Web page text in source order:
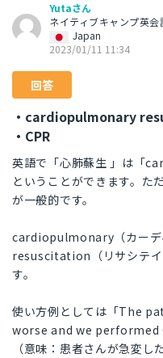
Yutaさん
ネイティブキャンプ英会
Japan
2023/01/11 11:34
回答
・cardiopulmonary
・CPR
英語で「心肺蘇生 」は「
ということができます。た
が一般的です。
cardiopulmonary（カーデ
resuscitation（リサシテイ
す。
使い方例としては「The
worse and we performed
（意味：患者さんが急変